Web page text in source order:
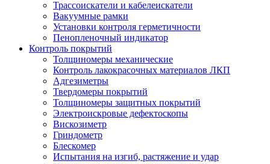
Трассоискатели и кабелеискатели
Вакуумные рамки
Установки контроля герметичности
Пенопленочный индикатор
Контроль покрытий
Толщиномеры механические
Контроль лакокрасочных материалов ЛКП
Адгезиметры
Твердомеры покрытий
Толщиномеры защитных покрытий
Электроискровые дефектоскопы
Вискозиметр
Гриндометр
Блескомер
Испытания на изгиб, растяжение и удар